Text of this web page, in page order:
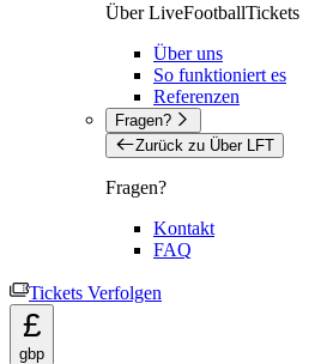
Über LiveFootballTickets
Über uns
So funktioniert es
Referenzen
Fragen?
Zurück zu Über LFT
Fragen?
Kontakt
FAQ
Tickets Verfolgen
£
gbp